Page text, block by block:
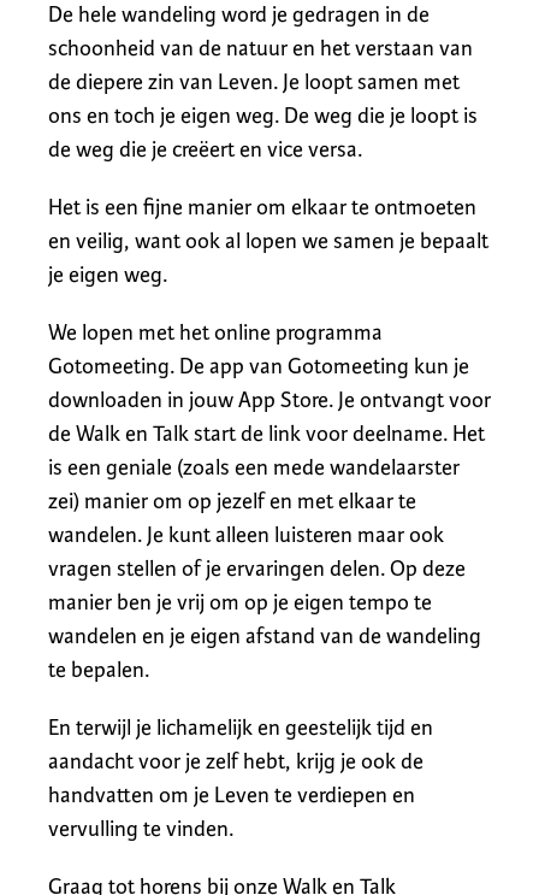
De hele wandeling word je gedragen in de
schoonheid van de natuur en het verstaan van
de diepere zin van Leven. Je loopt samen met
ons en toch je eigen weg. De weg die je loopt is
de weg die je creëert en vice versa.
Het is een fijne manier om elkaar te ontmoeten
en veilig, want ook al lopen we samen je bepaalt
je eigen weg.
We lopen met het online programma
Gotomeeting. De app van Gotomeeting kun je
downloaden in jouw App Store. Je ontvangt voor
de Walk en Talk start de link voor deelname. Het
is een geniale (zoals een mede wandelaarster
zei) manier om op jezelf en met elkaar te
wandelen. Je kunt alleen luisteren maar ook
vragen stellen of je ervaringen delen. Op deze
manier ben je vrij om op je eigen tempo te
wandelen en je eigen afstand van de wandeling
te bepalen.
En terwijl je lichamelijk en geestelijk tijd en
aandacht voor je zelf hebt, krijg je ook de
handvatten om je Leven te verdiepen en
vervulling te vinden.
Graag tot horens bij onze Walk en Talk